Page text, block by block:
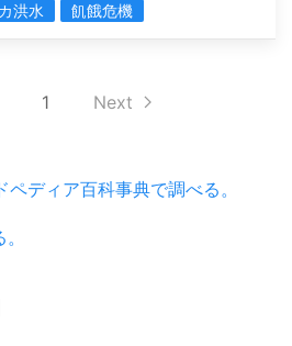
洪水 飢餓危機
1 Next
ディア百科事典で調べる。